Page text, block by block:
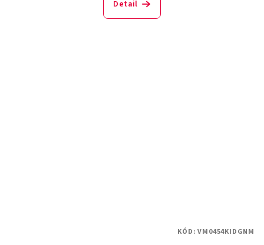
Detail
KÓD:VM0454KIDGNM